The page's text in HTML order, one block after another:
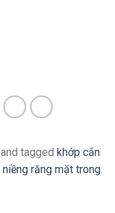
and tagged khớp cắn
niềng răng mặt trong.